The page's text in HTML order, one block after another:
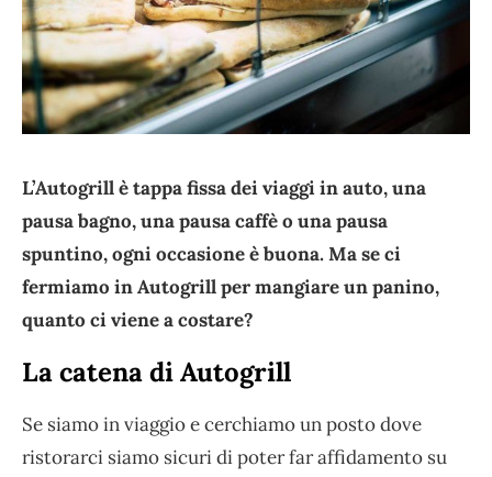
L’Autogrill è tappa fissa dei viaggi in auto, una
pausa bagno, una pausa caffè o una pausa
spuntino, ogni occasione è buona. Ma se ci
fermiamo in Autogrill per mangiare un panino,
quanto ci viene a costare?
La catena di Autogrill
Se siamo in viaggio e cerchiamo un posto dove
ristorarci siamo sicuri di poter far affidamento su